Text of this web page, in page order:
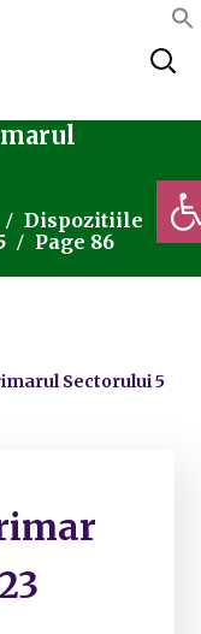
Dispozitiile
Page 86
Sectorului 5